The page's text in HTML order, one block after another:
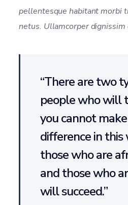
pellentesque habitant morbi
netus. Ullamcorper
“There are two
people who will
you cannot
difference in this
those who are
and those who
will succeed.”